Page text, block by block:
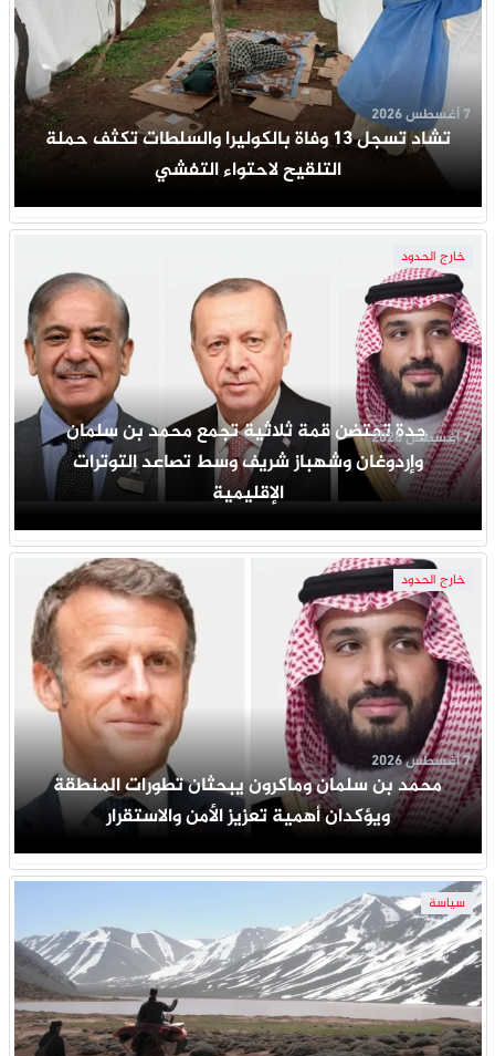
تشاد تسجل 13 وفاة بالكوليرا والسلطات تكثف حملة
التلقيح لاحتواء التفشي
7 أغسطس 2026
خارج الحدود
جدة تحتضن قمة ثلاثية تجمع محمد بن سلمان
وإردوغان وشهباز شريف وسط تصاعد التوترات
الإقليمية
7 أغسطس 2026
خارج الحدود
محمد بن سلمان وماكرون يبحثان تطورات المنطقة
ويؤكدان أهمية تعزيز الأمن والاستقرار
7 أغسطس 2026
سياسة